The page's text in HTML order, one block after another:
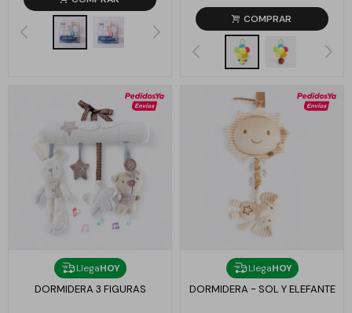
LlegaHOY
DORMIDERA 3 FIGURAS
LlegaHOY
DORMIDERA - SOL Y ELEFANTE